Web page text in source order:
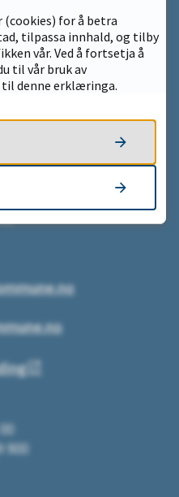
900
for å betra
tilpassa innhald, og tilby
vår. Ved å fortsetja å
til vår bruk av
denne erklæringa.